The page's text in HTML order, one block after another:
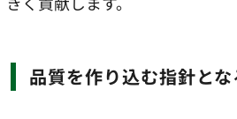
品質を作り込む指針とな